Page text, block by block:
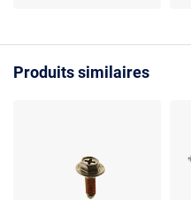
Produits similaires